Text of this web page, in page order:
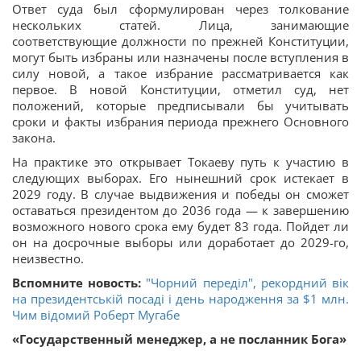
Ответ суда был сформулирован через толкование
нескольких статей. Лица, занимающие
соответствующие должности по прежней Конституции,
могут быть избраны или назначены после вступления в
силу новой, а такое избрание рассматривается как
первое. В новой Конституции, отметил суд, нет
положений, которые предписывали бы учитывать
сроки и факты избрания периода прежнего Основного
закона.
На практике это открывает Токаеву путь к участию в
следующих выборах. Его нынешний срок истекает в
2029 году. В случае выдвижения и победы он сможет
оставаться президентом до 2036 года — к завершению
возможного нового срока ему будет 83 года. Пойдет ли
он на досрочные выборы или доработает до 2029-го,
неизвестно.
Вспомните новость: "Чорний переділ", рекордний вік
на президентській посаді і день народження за $1 млн.
Чим відомий Роберт Мугабе
«Государственный менеджер, а не посланник Бога»